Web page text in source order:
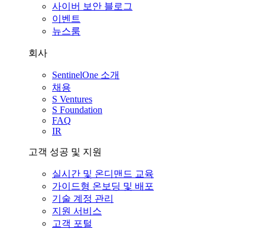
사이버 보안 블로그
이벤트
뉴스룸
회사
SentinelOne 소개
채용
S Ventures
S Foundation
FAQ
IR
고객 성공 및 지원
실시간 및 온디맨드 교육
가이드형 온보딩 및 배포
기술 계정 관리
지원 서비스
고객 포털